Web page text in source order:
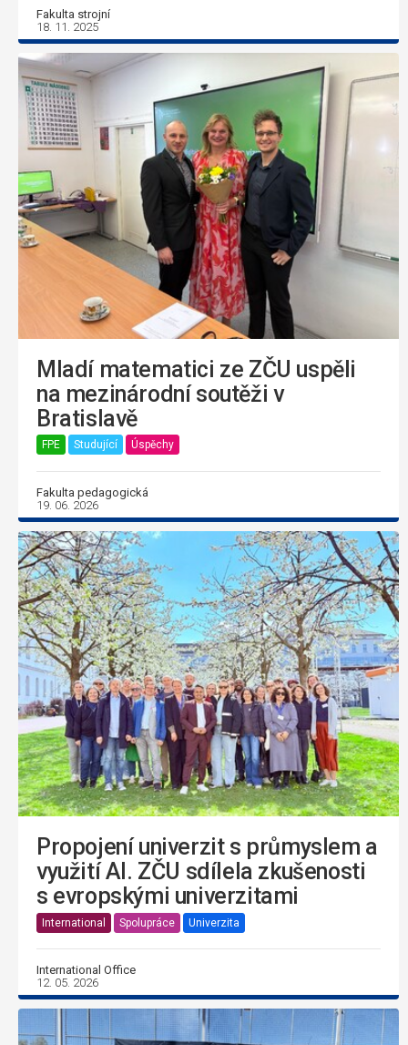
Fakulta strojní
18. 11. 2025
Mladí matematici ze ZČU uspěli
na mezinárodní soutěži v
Bratislavě
FPE Studující Úspěchy
Fakulta pedagogická
19. 06. 2026
Propojení univerzit s průmyslem a
využití AI. ZČU sdílela zkušenosti
s evropskými univerzitami
International Spolupráce Univerzita
International Office
12. 05. 2026